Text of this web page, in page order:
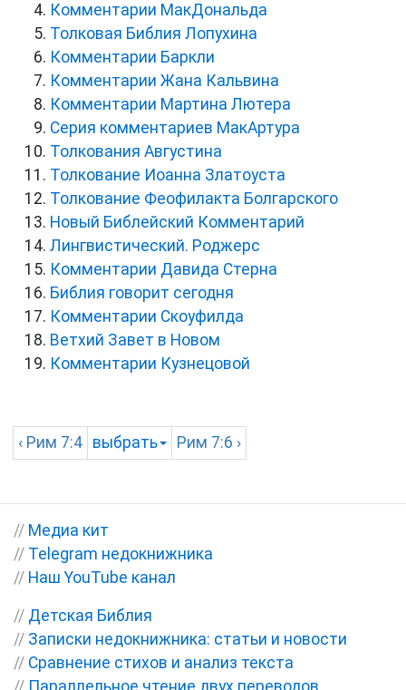
Комментарии МакДональда
Толковая Библия Лопухина
Комментарии Баркли
Комментарии Жана Кальвина
Комментарии Мартина Лютера
Серия комментариев МакАртура
Толкования Августина
Толкование Иоанна Златоуста
Толкование Феофилакта Болгарского
Новый Библейский Комментарий
Лингвистический. Роджерс
Комментарии Давида Стерна
Библия говорит сегодня
Комментарии Скоуфилда
Ветхий Завет в Новом
Комментарии Кузнецовой
‹ Рим 7:4 выбрать Рим 7:6 ›
// Медиа кит
// Telegram недокнижника
// Наш YouTube канал
// Детская Библия
// Записки недокнижника: статьи и новости
// Сравнение стихов и анализ текста
// Параллельное чтение двух переводов